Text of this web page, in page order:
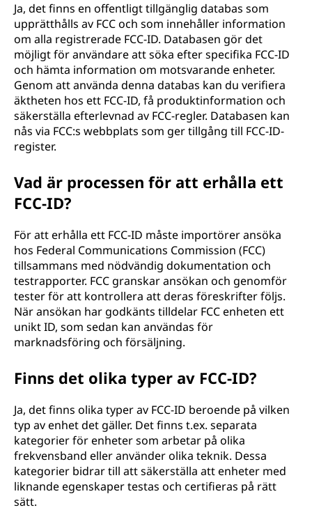
Ja, det finns en offentligt tillgänglig databas som
upprätthålls av FCC och som innehåller information
om alla registrerade FCC-ID. Databasen gör det
möjligt för användare att söka efter specifika FCC-ID
och hämta information om motsvarande enheter.
Genom att använda denna databas kan du verifiera
äktheten hos ett FCC-ID, få produktinformation och
säkerställa efterlevnad av FCC-regler. Databasen kan
nås via FCC:s webbplats som ger tillgång till FCC-ID-
register.
Vad är processen för att erhålla ett
FCC-ID?
För att erhålla ett FCC-ID måste importörer ansöka
hos Federal Communications Commission (FCC)
tillsammans med nödvändig dokumentation och
testrapporter. FCC granskar ansökan och genomför
tester för att kontrollera att deras föreskrifter följs.
När ansökan har godkänts tilldelar FCC enheten ett
unikt ID, som sedan kan användas för
marknadsföring och försäljning.
Finns det olika typer av FCC-ID?
Ja, det finns olika typer av FCC-ID beroende på vilken
typ av enhet det gäller. Det finns t.ex. separata
kategorier för enheter som arbetar på olika
frekvensband eller använder olika teknik. Dessa
kategorier bidrar till att säkerställa att enheter med
liknande egenskaper testas och certifieras på rätt
sätt.